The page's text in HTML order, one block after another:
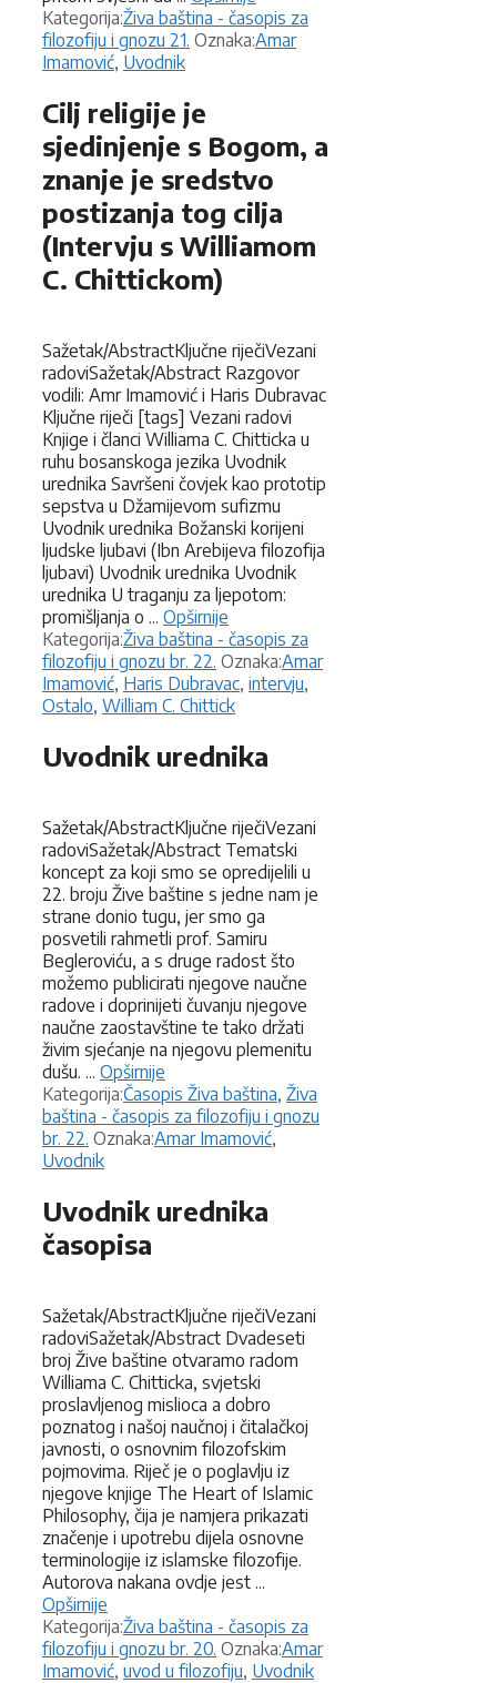
Kategorija:Kategorije
Živa baština - časopis za
filozofiju i gnozu 21. Oznaka:Oznake
Amar
Imamović, Uvodnik
Cilj religije je
sjedinjenje s Bogom, a
znanje je sredstvo
postizanja tog cilja
(Intervju s Williamom
C. Chittickom)
Sažetak/AbstractKljučne riječiVezani
radoviSažetak/Abstract Razgovor
vodili: Amr Imamović i Haris Dubravac
Ključne riječi [tags] Vezani radovi
Knjige i članci Williama C. Chitticka u
ruhu bosanskoga jezika Uvodnik
urednika Savršeni čovjek kao prototip
sepstva u Džamijevom sufizmu
Uvodnik urednika Božanski korijeni
ljudske ljubavi (Ibn Arebijeva filozofija
ljubavi) Uvodnik urednika Uvodnik
urednika U traganju za ljepotom:
promišljanja o ... Opširnije
Kategorija:Kategorije
Živa baština - časopis za
filozofiju i gnozu br. 22. Oznaka:Oznake
Amar
Imamović, Haris Dubravac, intervju,
Ostalo, William C. Chittick
Uvodnik urednika
Sažetak/AbstractKljučne riječiVezani
radoviSažetak/Abstract Tematski
koncept za koji smo se opredijelili u
22. broju Žive baštine s jedne nam je
strane donio tugu, jer smo ga
posvetili rahmetli prof. Samiru
Begleroviću, a s druge radost što
možemo publicirati njegove naučne
radove i doprinijeti čuvanju njegove
naučne zaostavštine te tako držati
živim sjećanje na njegovu plemenitu
dušu. ... Opširnije
Kategorija:Kategorije
Časopis Živa baština, Živa
baština - časopis za filozofiju i gnozu
br. 22. Oznaka:Oznake
Amar Imamović,
Uvodnik
Uvodnik urednika
časopisa
Sažetak/AbstractKljučne riječiVezani
radoviSažetak/Abstract Dvadeseti
broj Žive baštine otvaramo radom
Williama C. Chitticka, svjetski
proslavljenog mislioca a dobro
poznatog i našoj naučnoj i čitalačkoj
javnosti, o osnovnim filozofskim
pojmovima. Riječ je o poglavlju iz
njegove knjige The Heart of Islamic
Philosophy, čija je namjera prikazati
značenje i upotrebu dijela osnovne
terminologije iz islamske filozofije.
Autorova nakana ovdje jest ...
Opširnije
Kategorija:Kategorije
Živa baština - časopis za
filozofiju i gnozu br. 20. Oznaka:Oznake
Amar
Imamović, uvod u filozofiju, Uvodnik